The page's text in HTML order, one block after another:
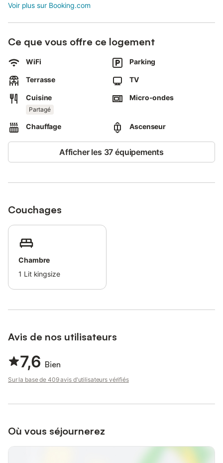
Voir plus sur Booking.com
Ce que vous offre ce logement
WiFi Parking
Terrasse TV
Cuisine
Partagé
Micro-ondes
Chauffage Ascenseur
Afficher les 37 équipements
Couchages
Chambre
1 Lit kingsize
Avis de nos utilisateurs
7,6 Bien
Sur la base de 409 avis d'utilisateurs vérifiés
Où vous séjournerez